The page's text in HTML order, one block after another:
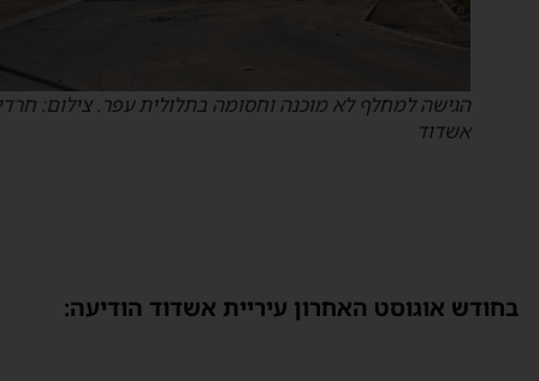
הגישה למחלף לא מוכנה וחסומה בתלולית עפר. צילום: חרדים
אשדוד
אוגוסט האחרון עיריית אשדוד הודיעה: